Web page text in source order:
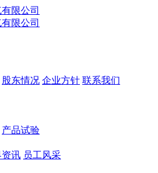
股东情况 企业方针 联系我们
产品试验
资讯 员工风采